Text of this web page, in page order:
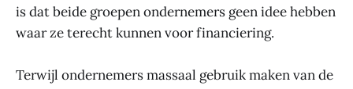
is dat beide groepen ondernemers geen idee hebben
waar ze terecht kunnen voor financiering.
Terwijl ondernemers massaal gebruik maken van de